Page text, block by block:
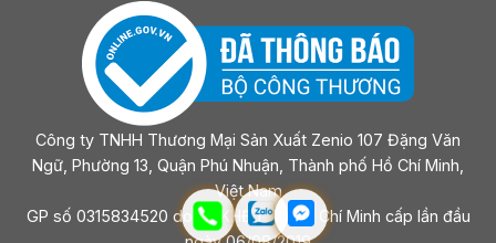
Công ty TNHH Thương Mại Sản Xuất Zenio 107 Đặng Văn
Ngữ, Phường 13, Quận Phú Nhuận, Thành phố Hồ Chí Minh,
Việt Nam
GP số 0315834520 do sở KHĐT Tp Hồ Chí Minh cấp lần đầu